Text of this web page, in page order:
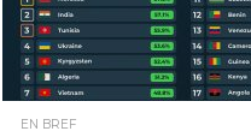
EN BREF